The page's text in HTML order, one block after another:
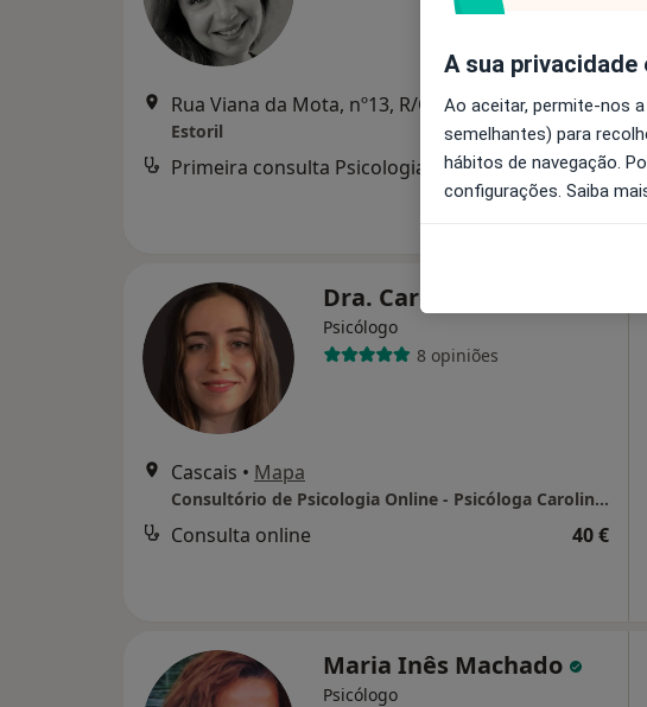
Rua Viana da Mota, nº13, R/C - São Pedro do Estoril, Estoril•Mapa
Estoril
Primeira consulta Psicologia 65 €
Dra. Carolina Cornara
Psicólogo
8 opiniões
Cascais • Mapa
Consultório de Psicologia Online - Psicóloga Carolina Cornara
Consulta online 40 €
Maria Inês Machado
Psicólogo
A sua privacidade
Ao aceitar, permite-nos
semelhantes) para
hábitos de navegação.
configurações. Saiba